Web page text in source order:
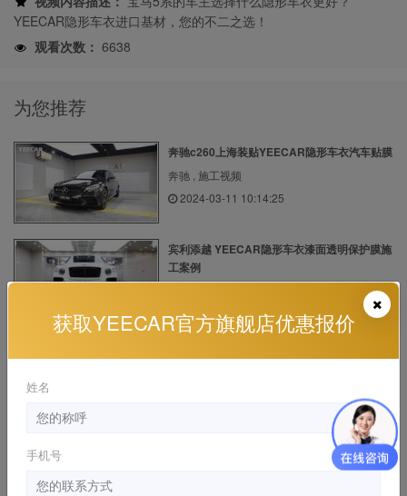
YEECAR隐形车衣进口基材，您的不二之选！
观看次数： 6638
为您推荐
奔驰c260上海装贴YEECAR隐形车衣汽车贴膜
奔驰 , 施工视频
2024-03-11 10:14:25
宾利添越 YEECAR隐形车衣漆面透明保护膜施
工案例
2019-12-26 18:33:33
宝马M4贴YEECAR隐形车衣可以用多久？
你知道老司机一般都是怎么保养车的吗？
获取YEECAR官方旗舰店优惠报价
姓名
手机号